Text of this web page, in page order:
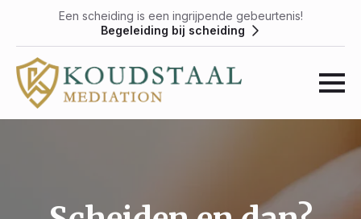
Een scheiding is een ingrijpende gebeurtenis!
Begeleiding bij scheiding